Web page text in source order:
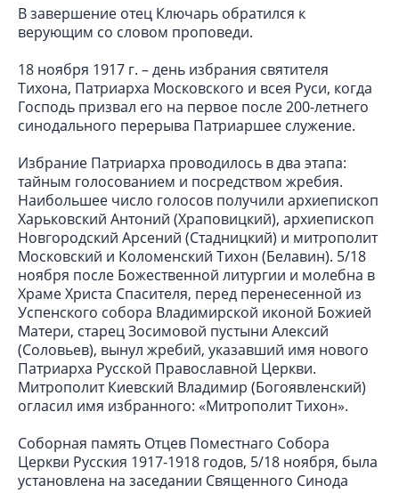
В завершение отец Ключарь обратился к
верующим со словом проповеди.
18 ноября 1917 г. – день избрания святителя
Тихона, Патриарха Московского и всея Руси, когда
Господь призвал его на первое после 200-летнего
синодального перерыва Патриаршее служение.
Избрание Патриарха проводилось в два этапа:
тайным голосованием и посредством жребия.
Наибольшее число голосов получили архиепископ
Харьковский Антоний (Храповицкий), архиепископ
Новгородский Арсений (Стадницкий) и митрополит
Московский и Коломенский Тихон (Белавин). 5/18
ноября после Божественной литургии и молебна в
Храме Христа Спасителя, перед перенесенной из
Успенского собора Владимирской иконой Божией
Матери, старец Зосимовой пустыни Алексий
(Соловьев), вынул жребий, указавший имя нового
Патриарха Русской Православной Церкви.
Митрополит Киевский Владимир (Богоявленский)
огласил имя избранного: «Митрополит Тихон».
Соборная память Отцев Поместнаго Собора
Церкви Русския 1917-1918 годов, 5/18 ноября, была
установлена на заседании Священного Синода